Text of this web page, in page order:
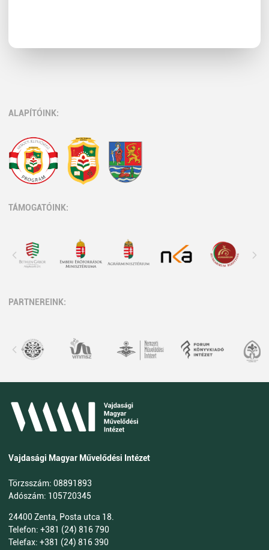
ALAPÍTÓINK:
TÁMOGATÓINK:
PARTNEREINK:
Vajdasági Magyar Művelődési Intézet
Törzsszám: 08891893
Adószám: 105720345
24400 Zenta, Posta utca 18.
Telefon: +381 (24) 816 790
Telefax: +381 (24) 816 390